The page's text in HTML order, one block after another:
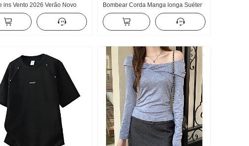
ins Vento 2026 Verão Novo
coreano Redução da idade
Inclinado Colar
de Fora Manga curta Camiseta
Bombear Corda Manga longa Suéter
Suéter de Malha Feminino Inverno
Vestir Pegue Ajustado Cintura
ajustada Pode Uso externo Dentro